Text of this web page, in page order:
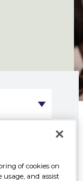
of cookies on
and assist